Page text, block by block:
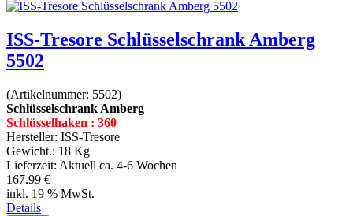
ISS-Tresore Schlüsselschrank Amberg
5502
(Artikelnummer: 5502)
Schlüsselschrank Amberg
Schlüsselhaken : 360
Hersteller: ISS-Tresore
Gewicht.: 18 Kg
Lieferzeit: Aktuell ca. 4-6 Wochen
167.99 €
inkl. 19 % MwSt.
Details